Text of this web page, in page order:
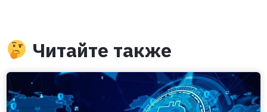
Читайте также